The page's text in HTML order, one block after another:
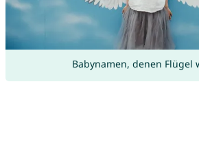
Babynamen, denen Flügel